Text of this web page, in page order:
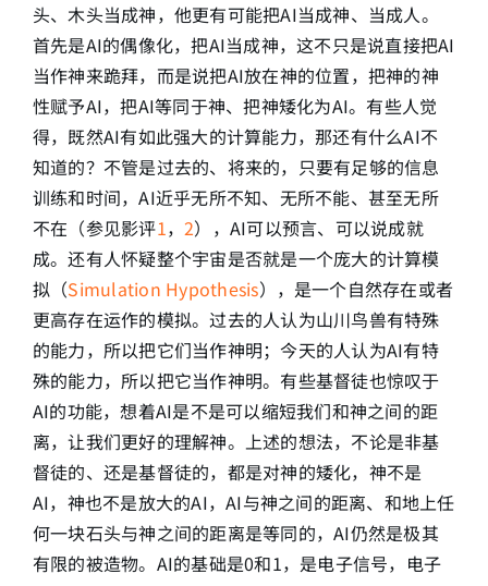
头、木头当成神，他更有可能把AI当成神、当成人。
首先是AI的偶像化，把AI当成神，这不只是说直接把AI
当作神来跪拜，而是说把AI放在神的位置，把神的神
性赋予AI，把AI等同于神、把神矮化为AI。有些人觉
得，既然AI有如此强大的计算能力，那还有什么AI不
知道的？不管是过去的、将来的，只要有足够的信息
训练和时间，AI近乎无所不知、无所不能、甚至无所
不在（参见影评1，2），AI可以预言、可以说成就
成。还有人怀疑整个宇宙是否就是一个庞大的计算模
拟（Simulation Hypothesis），是一个自然存在或者
更高存在运作的模拟。过去的人认为山川鸟兽有特殊
的能力，所以把它们当作神明；今天的人认为AI有特
殊的能力，所以把它当作神明。有些基督徒也惊叹于
AI的功能，想着AI是不是可以缩短我们和神之间的距
离，让我们更好的理解神。上述的想法，不论是非基
督徒的、还是基督徒的，都是对神的矮化，神不是
AI，神也不是放大的AI，AI与神之间的距离、和地上任
何一块石头与神之间的距离是等同的，AI仍然是极其
有限的被造物。AI的基础是0和1，是电子信号，电子